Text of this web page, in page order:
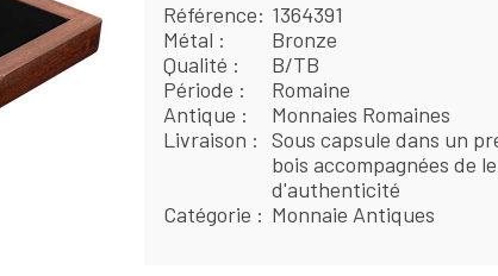
Référence
1364391
Métal
Bronze
Qualité
B/TB
Période
Romaine
Antique
Monnaies Romaines
Livraison
Sous capsule dans un
bois accompagnées de
d'authenticité
Catégorie
Monnaie Antiques